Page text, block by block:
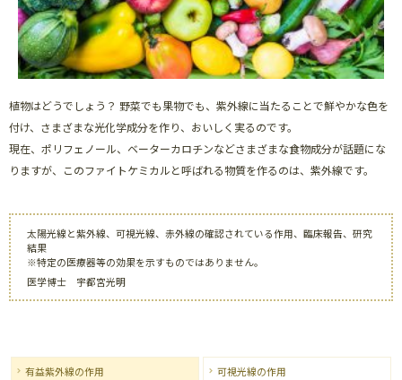
植物はどうでしょう？ 野菜でも果物でも、紫外線に当たることで鮮やかな色を
付け、さまざまな光化学成分を作り、おいしく実るのです。
現在、ポリフェノール、ベーターカロチンなどさまざまな食物成分が話題にな
りますが、このファイトケミカルと呼ばれる物質を作るのは、紫外線です。
太陽光線と紫外線、可視光線、赤外線の確認されている作用、臨床報告、研究
結果
※特定の医療器等の効果を示すものではありません。
医学博士 宇都宮光明
有益紫外線の作用 可視光線の作用